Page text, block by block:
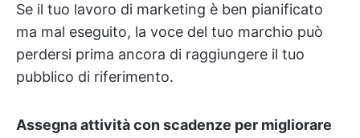
Se il tuo lavoro di marketing è ben pianificato
ma mal eseguito, la voce del tuo marchio può
perdersi prima ancora di raggiungere il tuo
pubblico di riferimento.
Assegna attività con scadenze per migliorare